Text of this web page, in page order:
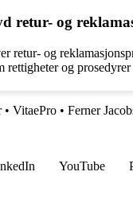
retur- og
retur- og
rettigheter og
• VitaePro • Ferner
YouTube